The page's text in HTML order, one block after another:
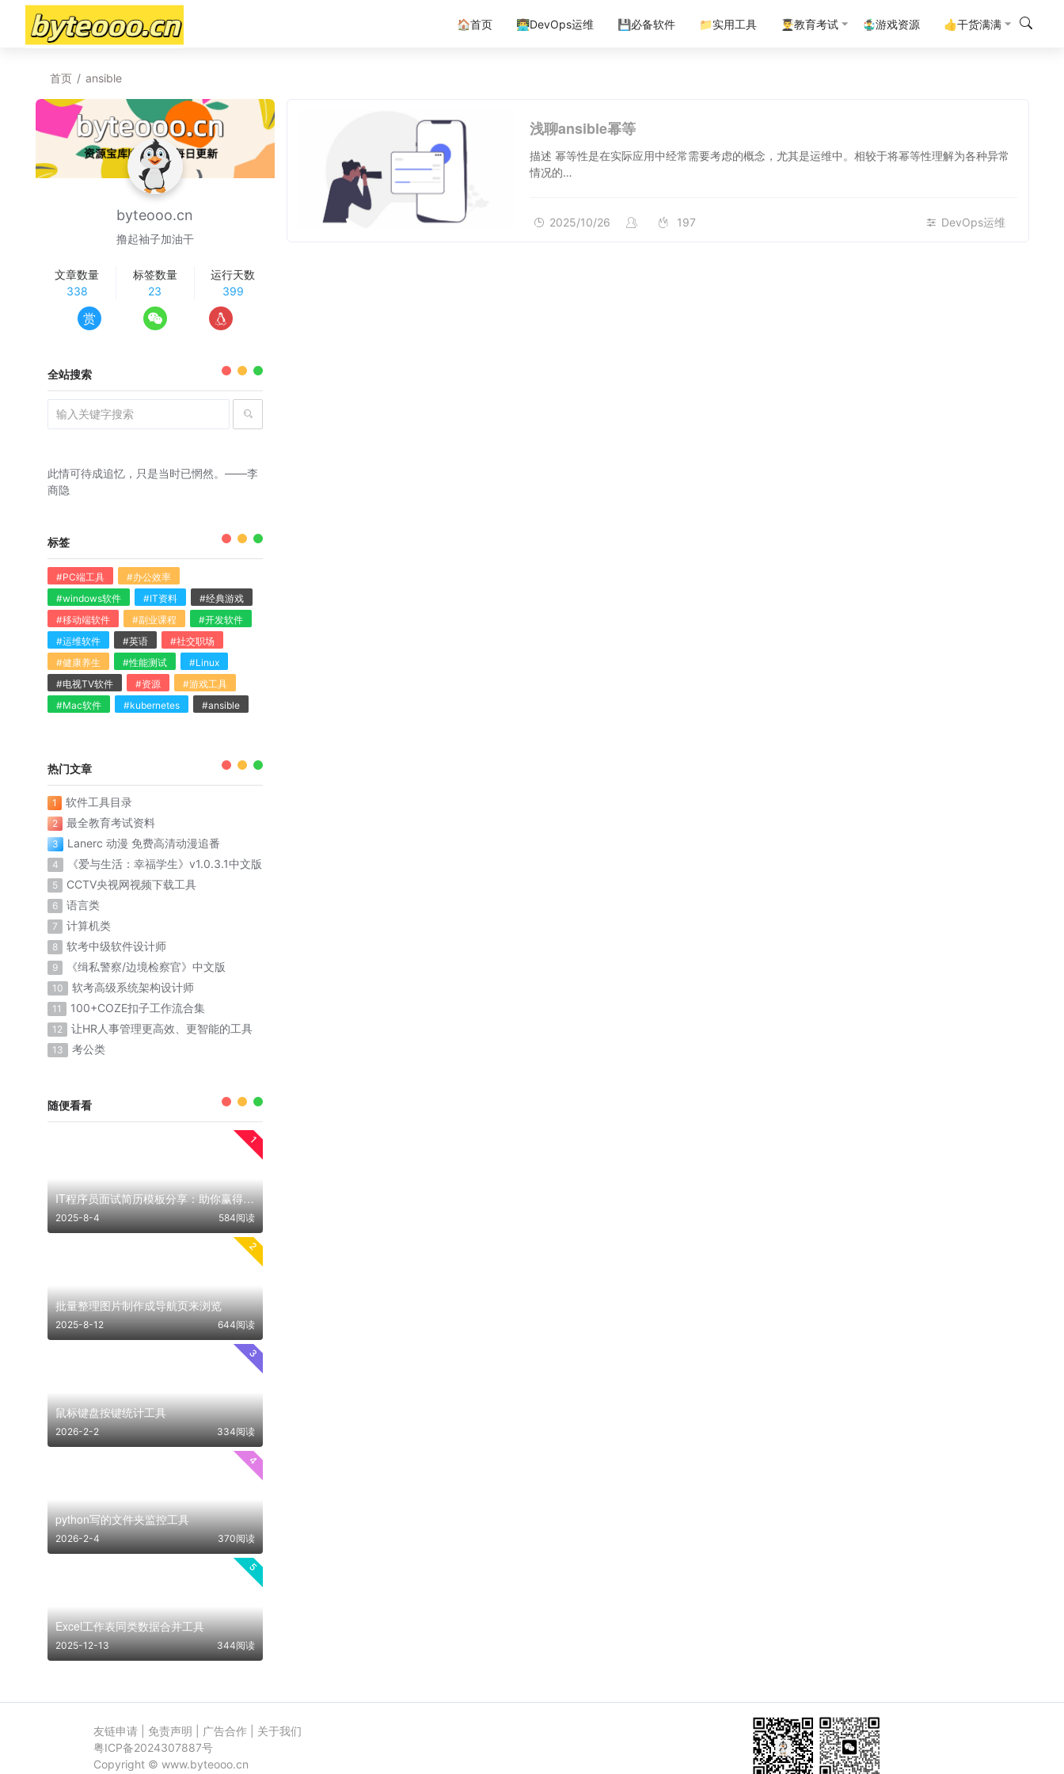
🏠首页 👨‍💻DevOps运维 💾必备软件 📁实用工具 👨‍🎓教育考试 🤹‍♂️游戏资源 👍干货满满
首页 / ansible
浅聊ansible幂等
描述 幂等性是在实际应用中经常需要考虑的概念，尤其是运维中。相较于将幂等性理解为各种异常
情况的…
DevOps运维
2025/10/26 197
byteooo.cn
撸起袖子加油干
文章数量
338
标签数量
23
运行天数
399
赏
全站搜索
此情可待成追忆，只是当时已惘然。——李
商隐
标签
#PC端工具
#办公效率
#windows软件
#IT资料
#经典游戏
#移动端软件
#副业课程
#开发软件
#运维软件
#英语
#社交职场
#健康养生
#性能测试
#Linux
#电视TV软件
#资源
#游戏工具
#Mac软件
#kubernetes #ansible
热门文章
1 软件工具目录
2 最全教育考试资料
3 Lanerc 动漫 免费高清动漫追番
4 《爱与生活：幸福学生》v1.0.3.1中文版
5 CCTV央视网视频下载工具
6 语言类
7 计算机类
8 软考中级软件设计师
9 《缉私警察/边境检察官》中文版
10 软考高级系统架构设计师
11 100+COZE扣子工作流合集
12 让HR人事管理更高效、更智能的工具
13 考公类
随便看看
1
IT程序员面试简历模板分享：助你赢得理想工作
2025-8-4 584阅读
2
批量整理图片制作成导航页来浏览
2025-8-12 644阅读
3
鼠标键盘按键统计工具
2026-2-2 334阅读
4
python写的文件夹监控工具
2026-2-4 370阅读
5
Excel工作表同类数据合并工具
2025-12-13 344阅读
友链申请| 免责声明 广告合作| 关于我们
粤ICP备2024307887号
Copyright © www.byteooo.cn